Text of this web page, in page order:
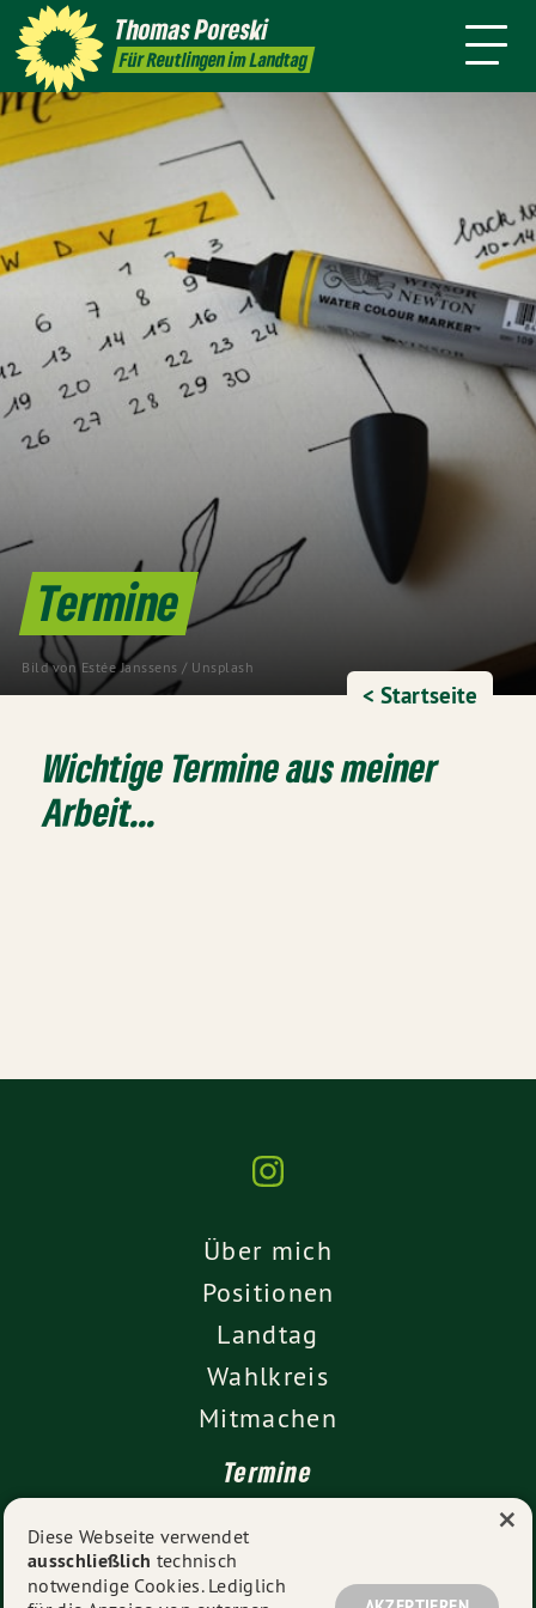
Thomas Poreski
Für Reutlingen im Landtag
Bild vonEstée Janssens / Unsplash
Termine
< Startseite
Wichtige Termine aus meiner
Arbeit...
Über mich
Positionen
Landtag
Wahlkreis
Mitmachen
Termine
Impressum
Diese Webseite verwendet
ausschließlich technisch
notwendige Cookies. Lediglich
×